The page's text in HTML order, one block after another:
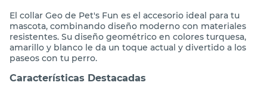
El collar Geo de Pet's Fun es el accesorio ideal para tu
mascota, combinando diseño moderno con materiales
resistentes. Su diseño geométrico en colores turquesa,
amarillo y blanco le da un toque actual y divertido a los
paseos con tu perro.
Características Destacadas